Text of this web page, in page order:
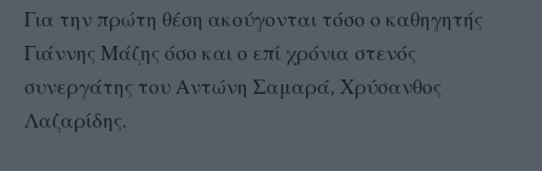
Για την πρώτη θέση ακούγονται τόσο ο καθηγητής
Γιάννης Μάζης όσο και ο επί χρόνια στενός
συνεργάτης του Αντώνη Σαμαρά, Χρύσανθος
Λαζαρίδης.